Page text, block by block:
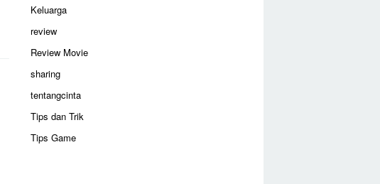
Keluarga
review
Review Movie
sharing
tentangcinta
Tips dan Trik
Tips Game